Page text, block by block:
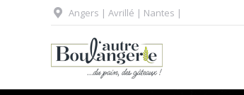
Angers | Avrillé | Nantes |